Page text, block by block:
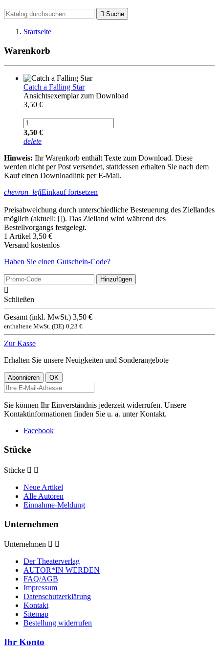
 Suche
Startseite
Warenkorb
Catch a Falling Star
Ansichtsexemplar zum Download
3,50 €
3,50 €
delete
Hinweis: Ihr Warenkorb enthält Texte zum Download. Diese
werden nicht per Post versendet, stattdessen erhalten Sie nach dem
Kauf einen Downloadlink per E-Mail.
chevron_leftEinkauf fortsetzen
Preisabweichung durch unterschiedliche Besteuerung des Ziellandes
möglich (aktuell: []). Das Zielland wird während des
Bestellvorgangs festgelegt.
1 Artikel 3,50 €
Versand kostenlos
Haben Sie einen Gutschein-Code?
Hinzufügen

Schließen
Gesamt (inkl. MwSt.) 3,50 €
enthaltene MwSt. (DE) 0,23 €
Zur Kasse
Erhalten Sie unsere Neuigkeiten und Sonderangebote
Sie können Ihr Einverständnis jederzeit widerrufen. Unsere
Kontaktinformationen finden Sie u. a. unter Kontakt.
Facebook
Stücke
Stücke  
Neue Artikel
Alle Autoren
Einnahme-Meldung
Unternehmen
Unternehmen  
Der Theaterverlag
AUTOR*IN WERDEN
FAQ/AGB
Impressum
Datenschutzerklärung
Kontakt
Sitemap
Bestellung widerrufen
Ihr Konto